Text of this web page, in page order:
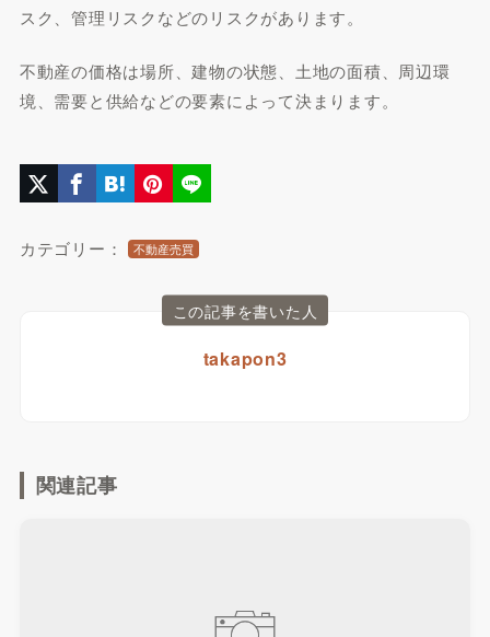
スク、管理リスクなどのリスクがあります。
不動産の価格は場所、建物の状態、土地の面積、周辺環
境、需要と供給などの要素によって決まります。
カテゴリー： 不動産売買
この記事を書いた人
takapon3
関連記事